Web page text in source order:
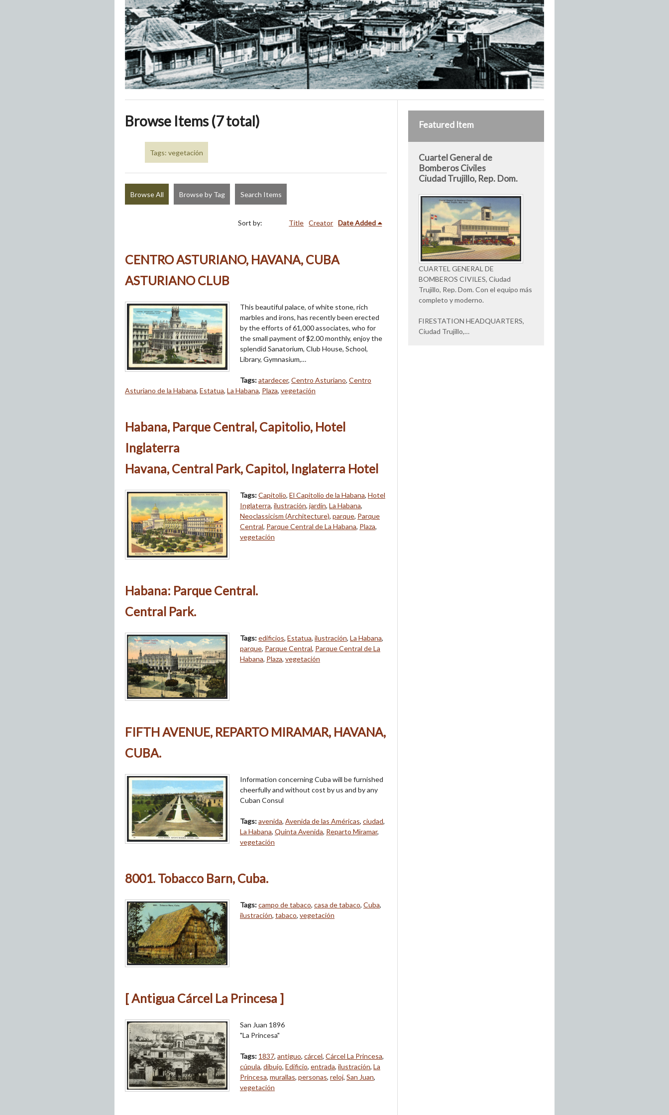
Browse Items (7 total)
Tags: vegetación
Browse All Browse by Tag Search Items
Sort by: Title Creator Date Added
CENTRO ASTURIANO, HAVANA, CUBA
ASTURIANO CLUB
This beautiful palace, of white stone, rich
marbles and irons, has recently been erected
by the efforts of 61,000 associates, who for
the small payment of $2.00 monthly, enjoy the
splendid Sanatorium, Club House, School,
Library, Gymnasium,…
Tags:atardecer, Centro Asturiano, Centro
Asturiano de la Habana, Estatua, La Habana, Plaza, vegetación
Habana, Parque Central, Capitolio, Hotel
Inglaterra
Havana, Central Park, Capitol, Inglaterra Hotel
Tags:Capitolio, El Capitolio de la Habana, Hotel
Inglaterra, ilustración, jardín, La Habana,
Neoclassicism (Architecture), parque, Parque
Central, Parque Central de La Habana, Plaza,
vegetación
Habana: Parque Central.
Central Park.
Tags:edificios, Estatua, ilustración, La Habana,
parque, Parque Central, Parque Central de La
Habana, Plaza, vegetación
FIFTH AVENUE, REPARTO MIRAMAR, HAVANA,
CUBA.
Information concerning Cuba will be furnished
cheerfully and without cost by us and by any
Cuban Consul
Tags:avenida, Avenida de las Américas, ciudad,
La Habana, Quinta Avenida, Reparto Miramar,
vegetación
8001. Tobacco Barn, Cuba.
Tags:campo de tabaco, casa de tabaco, Cuba,
ilustración, tabaco, vegetación
[ Antigua Cárcel La Princesa ]
San Juan 1896
"La Princesa"
Tags: 1837, antiguo, cárcel, Cárcel La Princesa,
cúpula, dibujo, Edificio, entrada, ilustración, La
Princesa, murallas, personas, reloj, San Juan,
vegetación
Featured Item
Cuartel General de
Bomberos Civiles
Ciudad Trujillo, Rep. Dom.
CUARTEL GENERAL DE
BOMBEROS CIVILES, Ciudad
Trujillo, Rep. Dom. Con el equipo más
completo y moderno.
FIRESTATION HEADQUARTERS,
Ciudad Trujillo,…